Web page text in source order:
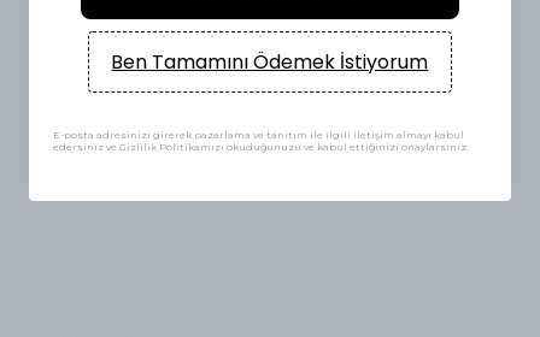
dayanıklılığını artırmaktadır. Dikkatlice işlenmiş dikiş
detayları, zarif bir görünüm sağlarken, çantanın uzun
ömürlü olmasını garanti eder.
Fonksiyonellik
Devamını Göster
Ben Tamamını Ödemek İstiyorum
E-posta adresinizi girerek pazarlama ve tanıtım ile ilgili iletişim almayı kabul
edersiniz ve Gizlilik Politikamızı okuduğunuzu ve kabul ettiğinizi onaylarsınız.